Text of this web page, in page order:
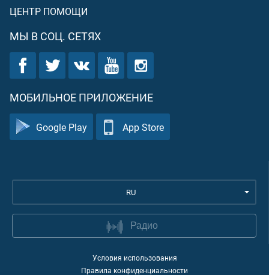
ЦЕНТР ПОМОЩИ
МЫ В СОЦ. СЕТЯХ
МОБИЛЬНОЕ ПРИЛОЖЕНИЕ
Google Play App Store
RU
Радио
Условия использования
Правила конфиденциальности